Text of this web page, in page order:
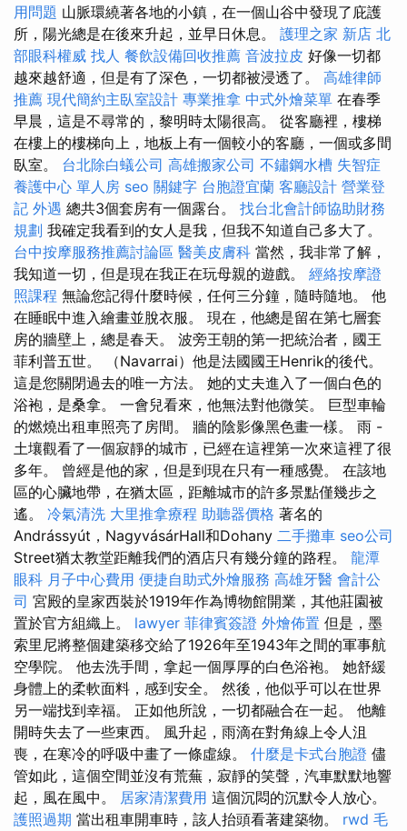
用問題 山脈環繞著各地的小鎮，在一個山谷中發現了庇護
所，陽光總是在後來升起，並早日休息。 護理之家 新店 北
部眼科權威 找人 餐飲設備回收推薦 音波拉皮 好像一切都
越來越舒適，但是有了深色，一切都被浸透了。 高雄律師
推薦 現代簡約主臥室設計 專業推拿 中式外燴菜單 在春季
早晨，這是不尋常的，黎明時太陽很高。 從客廳裡，樓梯
在樓上的樓梯向上，地板上有一個較小的客廳，一個或多間
臥室。 台北除白蟻公司 高雄搬家公司 不鏽鋼水槽 失智症
養護中心 單人房 seo 關鍵字 台胞證宜蘭 客廳設計 營業登
記 外遇 總共3個套房有一個露台。 找台北會計師協助財務
規劃 我確定我看到的女人是我，但我不知道自己多大了。
台中按摩服務推薦討論區 醫美皮膚科 當然，我非常了解，
我知道一切，但是現在我正在玩母親的遊戲。 經絡按摩證
照課程 無論您記得什麼時候，任何三分鐘，隨時隨地。 他
在睡眠中進入繪畫並脫衣服。 現在，他總是留在第七層套
房的牆壁上，總是春天。 波旁王朝的第一把統治者，國王
菲利普五世。 （Navarrai）他是法國國王Henrik的後代。
這是您關閉過去的唯一方法。 她的丈夫進入了一個白色的
浴袍，是桑拿。 一會兒看來，他無法對他微笑。 巨型車輪
的燃燒出租車照亮了房間。 牆的陰影像黑色畫一樣。 雨 -
土壤觀看了一個寂靜的城市，已經在這裡第一次來這裡了很
多年。 曾經是他的家，但是到現在只有一種感覺。 在該地
區的心臟地帶，在猶太區，距離城市的許多景點僅幾步之
遙。 冷氣清洗 大里推拿療程 助聽器價格 著名的
Andrássyút，NagyvásárHall和Dohany 二手攤車 seo公司
Street猶太教堂距離我們的酒店只有幾分鐘的路程。 龍潭
眼科 月子中心費用 便捷自助式外燴服務 高雄牙醫 會計公
司 宮殿的皇家西裝於1919年作為博物館開業，其他莊園被
置於官方組織上。 lawyer 菲律賓簽證 外燴佈置 但是，墨
索里尼將整個建築移交給了1926年至1943年之間的軍事航
空學院。 他去洗手間，拿起一個厚厚的白色浴袍。 她舒緩
身體上的柔軟面料，感到安全。 然後，他似乎可以在世界
另一端找到幸福。 正如他所說，一切都融合在一起。 他離
開時失去了一些東西。 風升起，雨滴在對角線上令人沮
喪，在寒冷的呼吸中畫了一條虛線。 什麼是卡式台胞證 儘
管如此，這個空間並沒有荒蕪，寂靜的笑聲，汽車默默地響
起，風在風中。 居家清潔費用 這個沉悶的沉默令人放心。
護照過期 當出租車開車時，該人抬頭看著建築物。 rwd 毛